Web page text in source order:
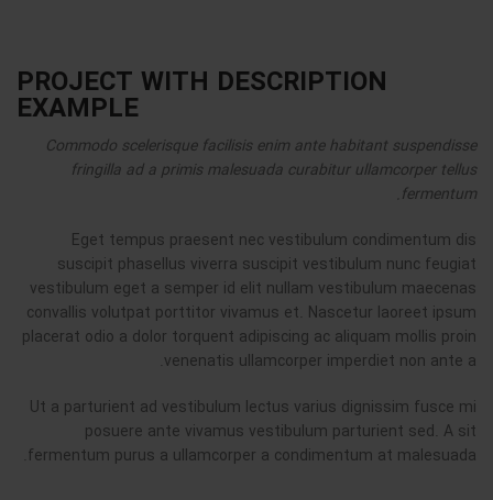
PROJECT WITH DESCRIPTION
EXAMPLE
Commodo scelerisque facilisis enim ante habitant suspendisse
fringilla ad a primis malesuada curabitur ullamcorper tellus
fermentum.
Eget tempus praesent nec vestibulum condimentum dis
suscipit phasellus viverra suscipit vestibulum nunc feugiat
vestibulum eget a semper id elit nullam vestibulum maecenas
convallis volutpat porttitor vivamus et. Nascetur laoreet ipsum
placerat odio a dolor torquent adipiscing ac aliquam mollis proin
venenatis ullamcorper imperdiet non ante a.
Ut a parturient ad vestibulum lectus varius dignissim fusce mi
posuere ante vivamus vestibulum parturient sed. A sit
fermentum purus a ullamcorper a condimentum at malesuada.